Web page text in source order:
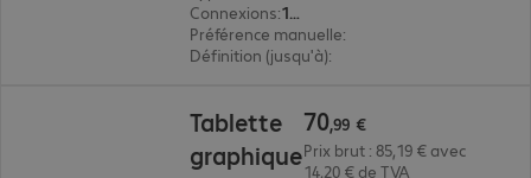
Connexions: 1 x USB type A
Préférence manuelle:
Définition (jusqu'à):
Tablette
graphique
70,99 €
Prix brut : 85,19 € avec
14,20 € de TVA